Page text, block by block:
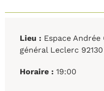
Lieu : Espace
général Leclerc
Horaire : 19:00